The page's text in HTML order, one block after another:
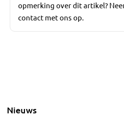
opmerking over dit artikel?
contact met ons op.
Nieuws